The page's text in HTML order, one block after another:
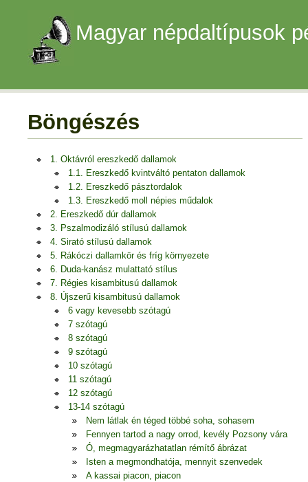
Magyar népdaltípusok
Böngészés
1. Oktávról ereszkedő dallamok
1.1. Ereszkedő kvintváltó pentaton dallamok
1.2. Ereszkedő pásztordalok
1.3. Ereszkedő moll népies műdalok
2. Ereszkedő dúr dallamok
3. Pszalmodizáló stílusú dallamok
4. Sirató stílusú dallamok
5. Rákóczi dallamkör és fríg környezete
6. Duda-kanász mulattató stílus
7. Régies kisambitusú dallamok
8. Újszerű kisambitusú dallamok
6 vagy kevesebb szótagú
7 szótagú
8 szótagú
9 szótagú
10 szótagú
11 szótagú
12 szótagú
13-14 szótagú
Nem látlak én téged többé soha, sohasem
Fennyen tartod a nagy orrod, kevély Pozsony vára
Ó, megmagyarázhatatlan rémítő ábrázat
Isten a megmondhatója, mennyit szenvedek
A kassai piacon, piacon